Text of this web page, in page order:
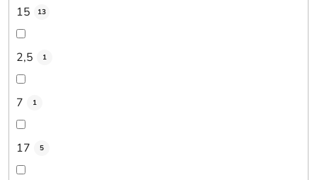
15 13
2,5 1
7 1
17 5